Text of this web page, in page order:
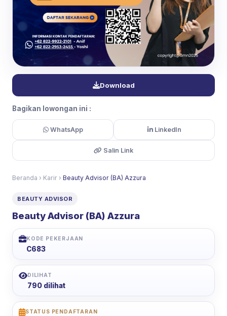
Download
Bagikan lowongan ini :
WhatsApp LinkedIn
Salin Link
Beranda › Karir › Beauty Advisor (BA) Azzura
BEAUTY ADVISOR
Beauty Advisor (BA) Azzura
KODE PEKERJAAN
C683
DILIHAT
790 dilihat
STATUS PENDAFTARAN